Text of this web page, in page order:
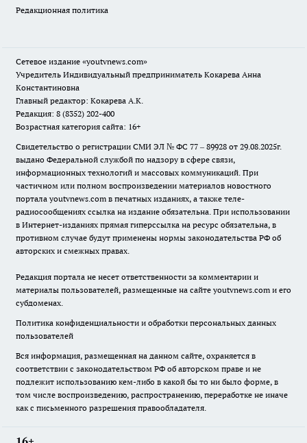
Редакционная политика
Сетевое издание «youtvnews.com»
Учредитель Индивидуальный предприниматель Кокарева Анна
Константиновна
Главный редактор: Кокарева А.К.
Редакция: 8 (8352) 202-400
Возрастная категория сайта: 16+
Свидетельство о регистрации СМИ ЭЛ № ФС 77 – 89928 от 29.08.2025г.
выдано Федеральной службой по надзору в сфере связи,
информационных технологий и массовых коммуникаций. При
частичном или полном воспроизведении материалов новостного
портала youtvnews.com в печатных изданиях, а также теле-
радиосообщениях ссылка на издание обязательна. При использовании
в Интернет-изданиях прямая гиперссылка на ресурс обязательна, в
противном случае будут применены нормы законодательства РФ об
авторских и смежных правах.
Редакция портала не несет ответственности за комментарии и
материалы пользователей, размещенные на сайте youtvnews.com и его
субдоменах.
Политика конфиденциальности и обработки персональных данных
пользователей
Вся информация, размещенная на данном сайте, охраняется в
соответствии с законодательством РФ об авторском праве и не
подлежит использованию кем-либо в какой бы то ни было форме, в
том числе воспроизведению, распространению, переработке не иначе
как с письменного разрешения правообладателя.